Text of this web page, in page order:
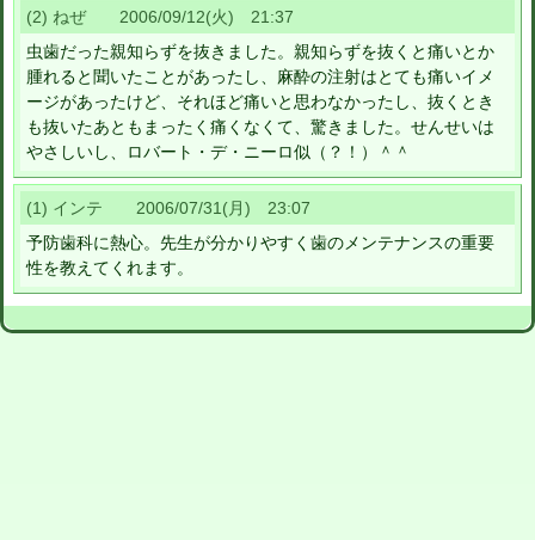
(2) ねぜ 2006/09/12(火) 21:37
虫歯だった親知らずを抜きました。親知らずを抜くと痛いとか
腫れると聞いたことがあったし、麻酔の注射はとても痛いイメ
ージがあったけど、それほど痛いと思わなかったし、抜くとき
も抜いたあともまったく痛くなくて、驚きました。せんせいは
やさしいし、ロバート・デ・ニーロ似（？！）＾＾
(1) インテ 2006/07/31(月) 23:07
予防歯科に熱心。先生が分かりやすく歯のメンテナンスの重要
性を教えてくれます。